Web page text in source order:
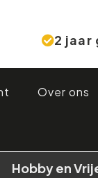
2 jaar
Over ons
Hobby en